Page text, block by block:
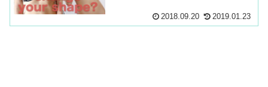
2018.09.20 2019.01.23